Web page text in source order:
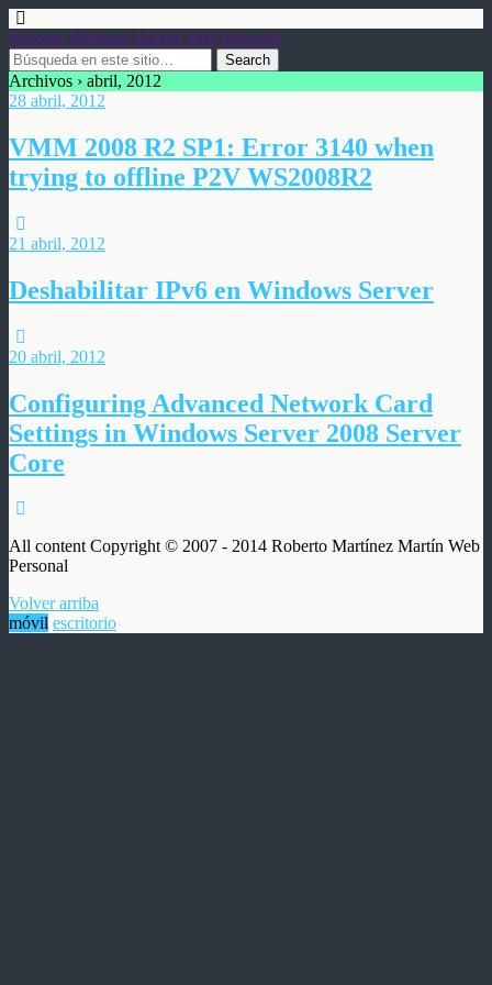
Roberto Martínez Martín Web Personal
Archivos › abril, 2012
28 abril, 2012
VMM 2008 R2 SP1: Error 3140 when
trying to offline P2V WS2008R2
21 abril, 2012
Deshabilitar IPv6 en Windows Server
20 abril, 2012
Configuring Advanced Network Card
Settings in Windows Server 2008 Server
Core
All content Copyright © 2007 - 2014 Roberto Martínez Martín Web
Personal
Volver arriba
móvil escritorio